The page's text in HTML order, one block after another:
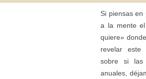
Si piensas
a la mente
quiere»
revelar este
sobre si las
anuales,